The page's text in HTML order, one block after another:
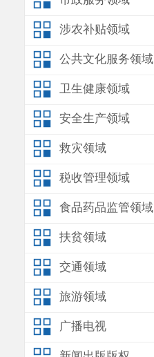
涉农补贴领域
公共文化服务领域
卫生健康领域
安全生产领域
救灾领域
税收管理领域
食品药品监管领域
扶贫领域
交通领域
旅游领域
广播电视